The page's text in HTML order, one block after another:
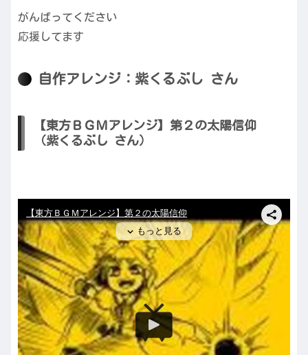
がんばってください
応援してます
自作アレンジ：紫くるぶし さん
【東方ＢＧＭアレンジ】第２の太陽信仰
（紫くるぶし さん）